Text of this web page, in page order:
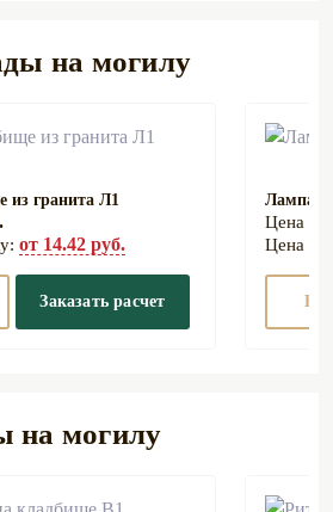
на могилу
из гранита Л1
от 14.42 руб.
Заказать расчет В
на могилу